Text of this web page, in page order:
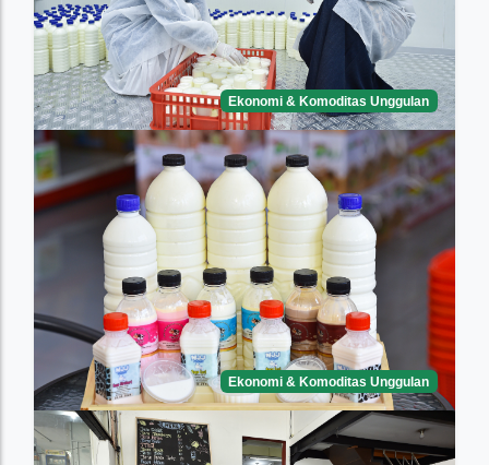
Ekonomi & Komoditas Unggulan
Ekonomi & Komoditas Unggulan